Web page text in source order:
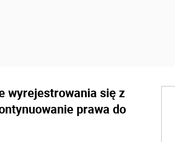
wyrejestrowania się z
prawa do